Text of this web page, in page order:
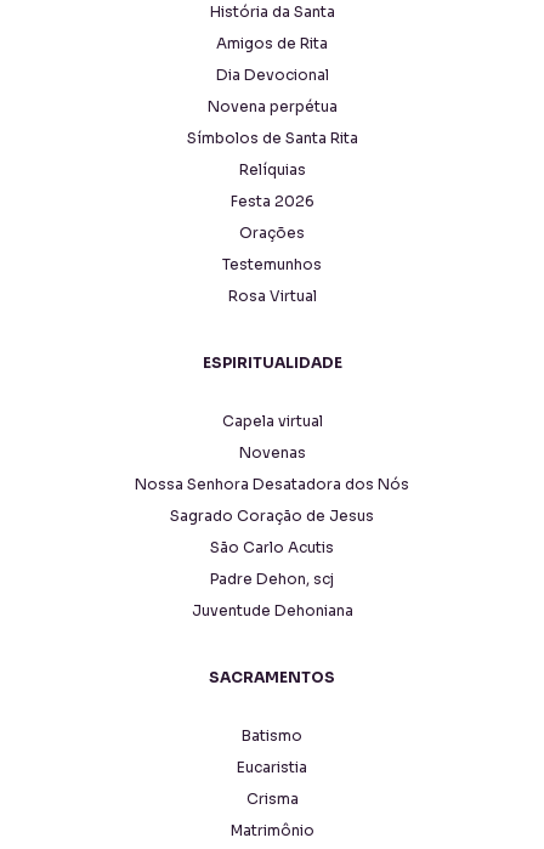
História da Santa
Amigos de Rita
Dia Devocional
Novena perpétua
Símbolos de Santa Rita
Relíquias
Festa 2026
Orações
Testemunhos
Rosa Virtual
ESPIRITUALIDADE
Capela virtual
Novenas
Nossa Senhora Desatadora dos Nós
Sagrado Coração de Jesus
São Carlo Acutis
Padre Dehon, scj
Juventude Dehoniana
SACRAMENTOS
Batismo
Eucaristia
Crisma
Matrimônio